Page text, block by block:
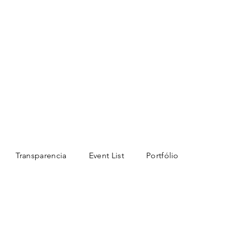
Transparencia Event List Portfólio